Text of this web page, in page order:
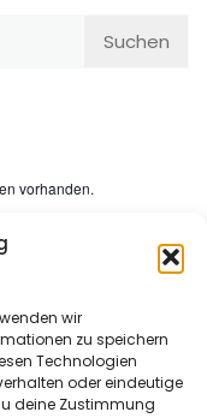
wir
zu speichern
Technologien
oder eindeutige
deine Zustimmung
vorhanden.